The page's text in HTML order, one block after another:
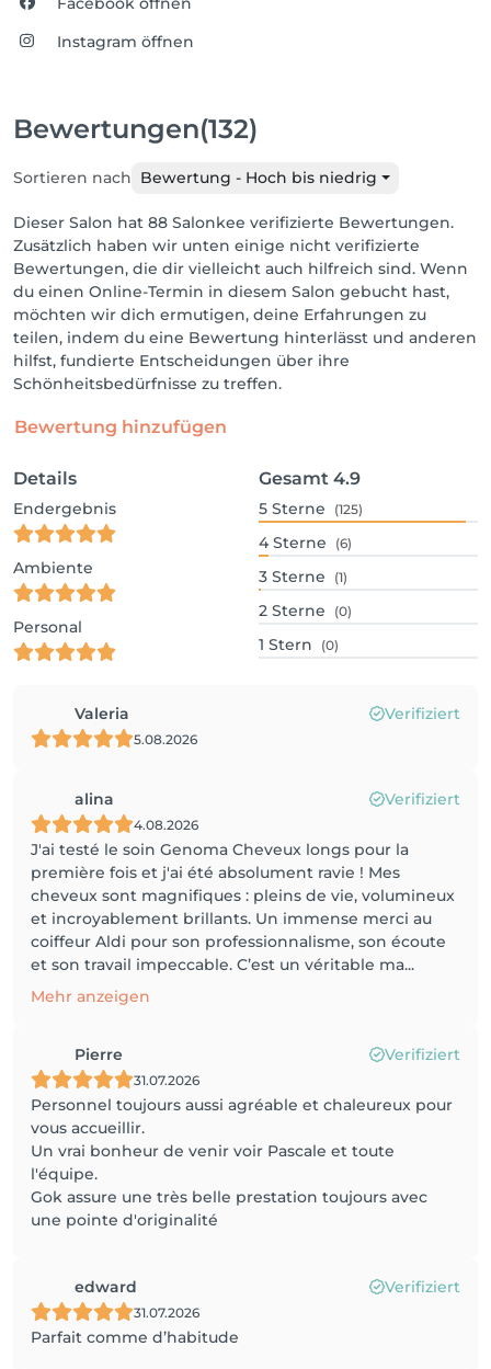
Instagram öffnen
Bewertungen(132)
Sortieren nach Bewertung - Hoch bis niedrig
Dieser Salon hat 88 Salonkee verifizierte Bewertungen.
Zusätzlich haben wir unten einige nicht verifizierte
Bewertungen, die dir vielleicht auch hilfreich sind. Wenn
du einen Online-Termin in diesem Salon gebucht hast,
möchten wir dich ermutigen, deine Erfahrungen zu
teilen, indem du eine Bewertung hinterlässt und anderen
hilfst, fundierte Entscheidungen über ihre
Schönheitsbedürfnisse zu treffen.
Bewertung hinzufügen
Details
Endergebnis
Ambiente
Personal
Gesamt 4.9
5 Sterne (125)
4 Sterne (6)
3 Sterne (1)
2 Sterne (0)
1 Stern (0)
Valeria Verifiziert
5.08.2026
alina Verifiziert
4.08.2026
J'ai testé le soin Genoma Cheveux longs pour la
première fois et j'ai été absolument ravie ! Mes
cheveux sont magnifiques : pleins de vie, volumineux
et incroyablement brillants. Un immense merci au
coiffeur Aldi pour son professionnalisme, son écoute
et son travail impeccable. C’est un véritable ma...
Mehr anzeigen
Pierre Verifiziert
31.07.2026
Personnel toujours aussi agréable et chaleureux pour
vous accueillir.
Un vrai bonheur de venir voir Pascale et toute
l'équipe.
Gok assure une très belle prestation toujours avec
une pointe d'originalité
edward Verifiziert
31.07.2026
Parfait comme d’habitude